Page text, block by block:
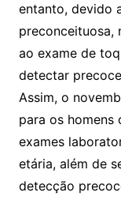
entanto, devido
preconceituosa,
ao exame de
detectar
Assim, o
para os homens
exames
etária, além de
detecção